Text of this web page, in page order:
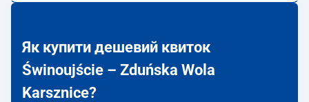
Як купити дешевий квиток
Świnoujście – Zduńska Wola
Karsznice?